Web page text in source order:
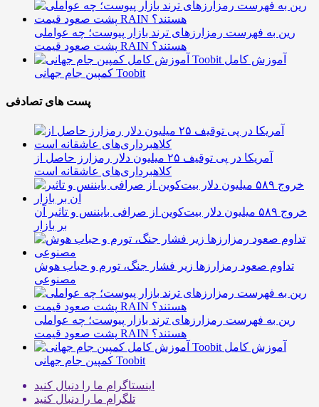
رین به فهرست رمزارزهای ترند بازار پیوست؛ چه عواملی
پشت صعود قیمت RAIN هستند؟
آموزش کامل
کمپین جام جهانی Toobit
پست های تصادفی
آمریکا در پی توقیف ۲۵ میلیون دلار رمزارز حاصل از
کلاهبرداری‌های عاشقانه است
خروج ۵۸۹ میلیون دلار بیت‌کوین از صرافی بایننس و تاثیر آن
بر بازار
تداوم صعود رمزارزها زیر فشار جنگ، تورم و حباب هوش
مصنوعی
رین به فهرست رمزارزهای ترند بازار پیوست؛ چه عواملی
پشت صعود قیمت RAIN هستند؟
آموزش کامل
کمپین جام جهانی Toobit
اینستاگرام ما را دنبال کنید
تلگرام ما را دنبال کنید